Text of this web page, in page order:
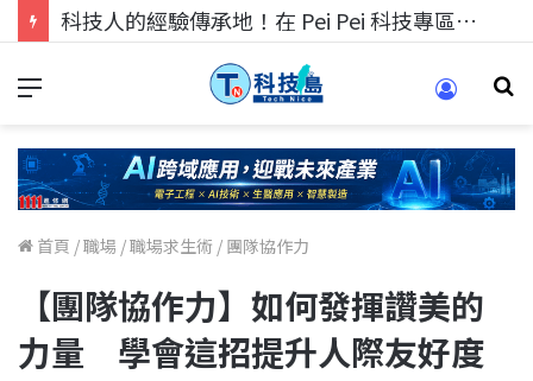
科技人的經驗傳承地！在 Pei Pei 科技專區，與學弟妹交流最硬核的技術
首頁 /職場 /職場求生術 / 團隊協作力
【團隊協作力】如何發揮讚美的
力量 學會這招提升人際友好度